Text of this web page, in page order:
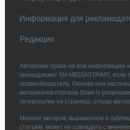
Информация для
Редакция
Авторские права на всю информацию
принадлежат SIA MEDIASTRIMS, если
правообладатель. Полная или
материалов портала Grani.lv
гиперссылки на страницу, откуда
Мнение авторов, выраженное в
статьям, может не совпадать с